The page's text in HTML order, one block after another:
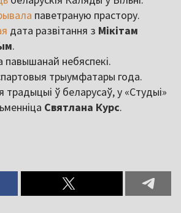
паветраную прастору.
дата развітання з Мікітам
.
павышанай небяспекі.
трыумфатары года.
традыцыі ў беларусаў, у «Студыі»
Святлана Курс.